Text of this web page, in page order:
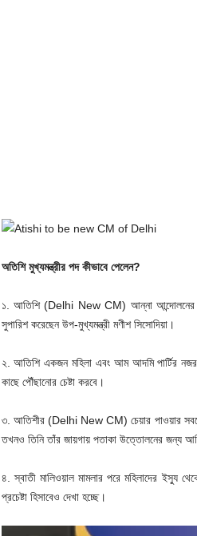
অতিশি মুখ্যমন্ত্রীর পদ কীভাবে পেলেন?
১. আতিশি (Delhi New CM) আন্না আন্দোলনের
সুপারিশ করেছেন উপ-মুখ্যমন্ত্রী মণীশ সিসোদিয়া।
২. আতিশি একজন মহিলা এবং আম আদমি পার্টির
কাছে পৌঁছানোর চেষ্টা করবে।
৩. আতিশীর (Delhi New CM) চেয়ার পাওয়ার
তখনও তিনি তাঁর জায়গায় পতাকা উত্তোলনের জন্য
৪. স্বাতী মালিওয়াল মামলার পরে মহিলাদের ইস্যু
প্রচেষ্টা হিসাবেও দেখা হচ্ছে।